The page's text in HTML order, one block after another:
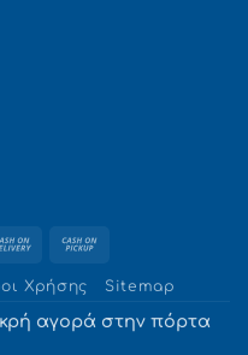
Cash
DeliveryPickup
Χρήσης Sitemap
αγορά στην πόρτα